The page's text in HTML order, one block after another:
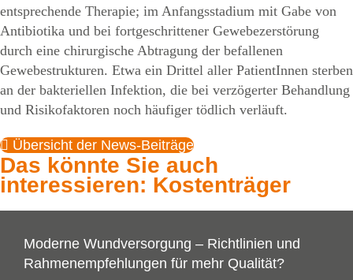
entsprechende Therapie; im Anfangsstadium mit Gabe von
Antibiotika und bei fortgeschrittener Gewebezerstörung
durch eine chirurgische Abtragung der befallenen
Gewebestrukturen. Etwa ein Drittel aller PatientInnen sterben
an der bakteriellen Infektion, die bei verzögerter Behandlung
und Risikofaktoren noch häufiger tödlich verläuft.
Übersicht der News-Beiträge
Das könnte Sie auch
interessieren: Kostenträger
Moderne Wundversorgung – Richtlinien und
Rahmenempfehlungen für mehr Qualität?